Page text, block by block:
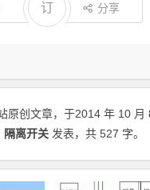
订 分享
原创文章，于2014 年 10 月
隔离开关 发表，共 527 字。